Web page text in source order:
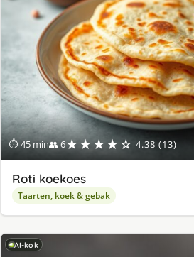
⏱ 45 min👥 6★★★★☆ 4.38 (13)
Roti koekoes
Taarten, koek & gebak
AI-kok